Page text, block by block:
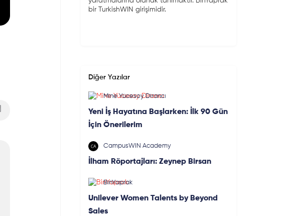
bir TurkishWIN girişimidir.
Diğer Yazılar
Mine Yücesoy Dirancı
Yeni İş Hayatına Başlarken: İlk 90 Gün
İçin Önerilerim
CampusWIN Academy
İlham Röportajları: Zeynep Birsan
BinYaprak
Unilever Women Talents by Beyond
Sales